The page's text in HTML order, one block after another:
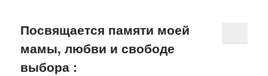
Посвящается памяти моей
мамы, любви и свободе
выбора :